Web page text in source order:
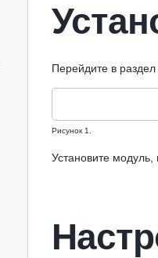
Перейдите в
Рисунок 1.
Установите модуль,